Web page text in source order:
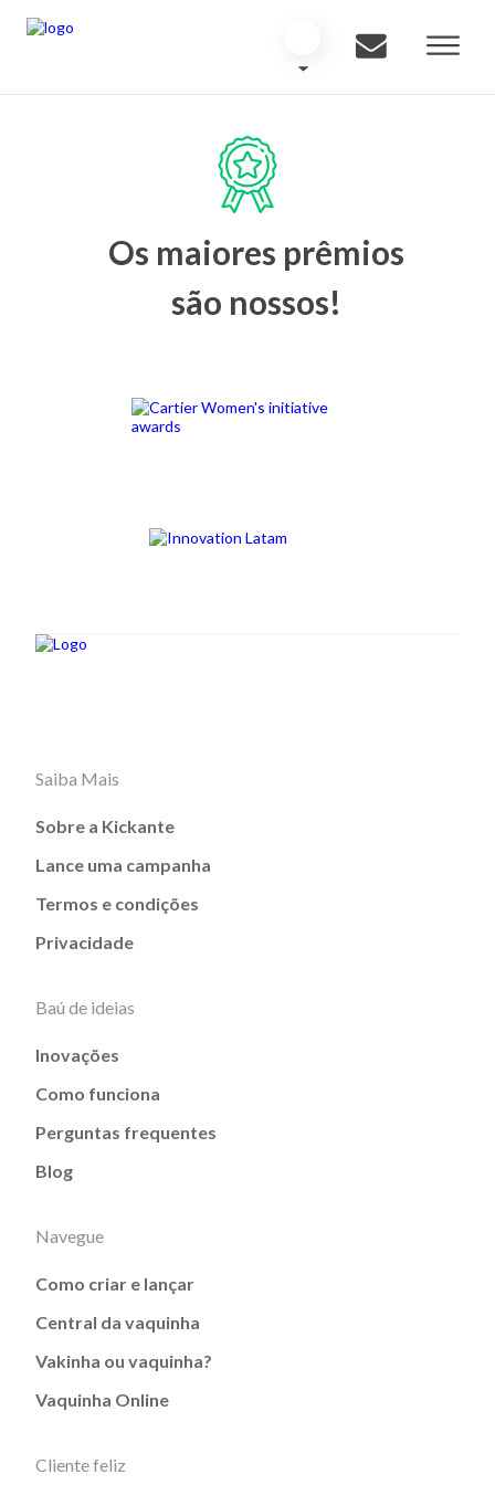
Os maiores prêmios
são nossos!
Saiba Mais
Sobre a Kickante
Lance uma campanha
Termos e condições
Privacidade
Baú de ideias
Inovações
Como funciona
Perguntas frequentes
Blog
Navegue
Como criar e lançar
Central da vaquinha
Vakinha ou vaquinha?
Vaquinha Online
Cliente feliz